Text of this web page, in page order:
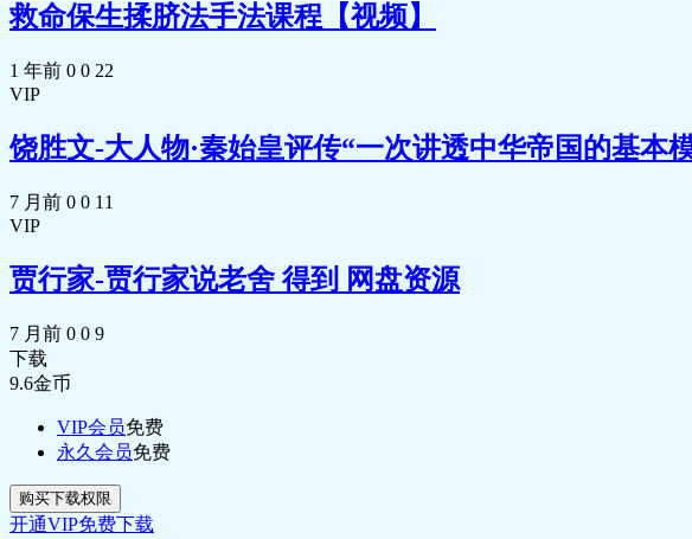
救命保生揉脐法手法课程【视频】
1 年前 0 0 22
VIP
饶胜文-大人物·秦始皇评传“一次讲透中华帝国的基本
7 月前 0 0 11
VIP
贾行家-贾行家说老舍 得到 网盘资源
7 月前 0 0 9
下载
9.6金币
VIP会员免费
永久会员免费
购买下载权限
开通VIP免费下载